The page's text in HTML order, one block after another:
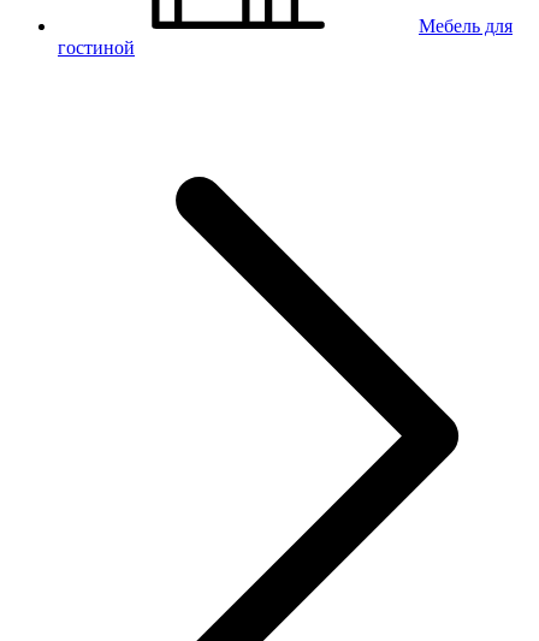
Мебель для
гостиной